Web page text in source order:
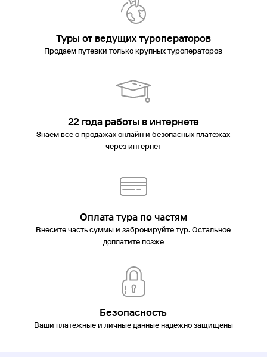
Туры от ведущих туроператоров
Продаем путевки только крупных туроператоров
22 года работы в интернете
Знаем все о продажах онлайн и безопасных платежах
через интернет
Оплата тура по частям
Внесите часть суммы и забронируйте тур. Остальное
доплатите позже
Безопасность
Ваши платежные и личные данные надежно защищены